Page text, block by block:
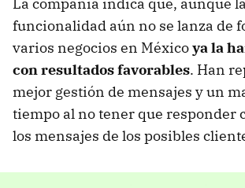
funcionalidad aún no se lanza de
varios negocios en Méxicoya la
con resultados favorables. Han
mejor gestión de mensajes y un
tiempo al no tener que responder
los mensajes de los posibles